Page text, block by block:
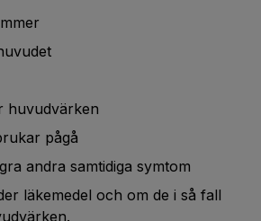
huvudvärken
pågå
andra samtidiga symtom
läkemedel och om de i så fall